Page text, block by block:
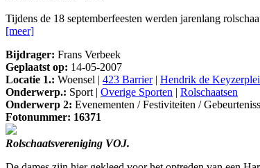
Tijdens de 18 septemberfeesten werden jarenlang
[meer]
Bijdrager: Frans Verbeek
Geplaatst op: 14-05-2007
Locatie 1.: Woensel | 423 Barrier| Hendrik de
Onderwerp.: Sport | Overige Sporten | Rolschaatsen
Onderwerp 2: Evenementen / Festiviteiten /
Fotonummer: 16371
Rolschaatsvereniging VOJ.